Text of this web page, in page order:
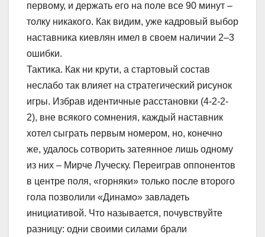
первому, и держать его на поле все 90 минут –
толку никакого. Как видим, уже кадровый выбор
наставника киевлян имел в своем наличии 2–3
ошибки.
Тактика. Как ни крути, а стартовый состав
неслабо так влияет на стратегический рисунок
игры. Избрав идентичные расстановки (4-2-2-
2), вне всякого сомнения, каждый наставник
хотел сыграть первым номером, но, конечно
же, удалось сотворить затеянное лишь одному
из них – Мирче Луческу. Переиграв оппонентов
в центре поля, «горняки» только после второго
гола позволили «Динамо» завладеть
инициативой. Что называется, почувствуйте
разницу: одни своими силами брали